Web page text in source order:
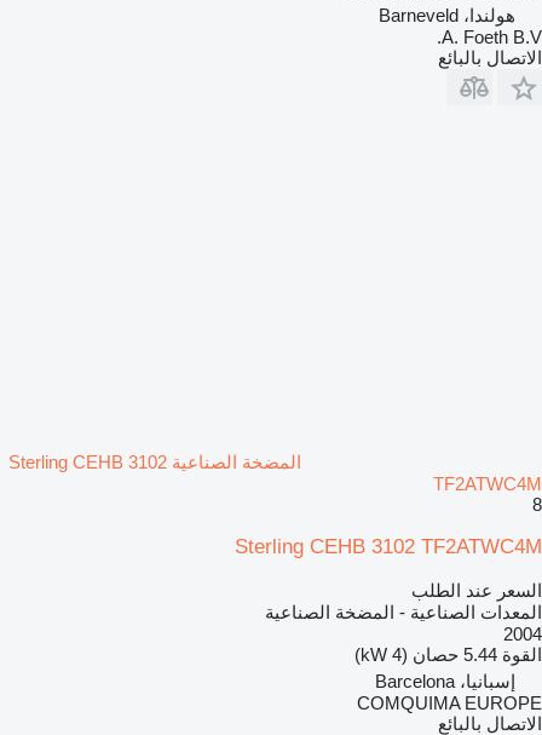
هولندا، Barneveld
A. Foeth B.V.
الاتصال بالبائع
المضخة الصناعية Sterling CEHB 3102
TF2ATWC4M
8
Sterling CEHB 3102 TF2ATWC4M
السعر عند الطلب
المعدات الصناعية - المضخة الصناعية
2004
القوة 5.44 حصان (4 kW)
إسبانيا، Barcelona
COMQUIMA EUROPE
الاتصال بالبائع